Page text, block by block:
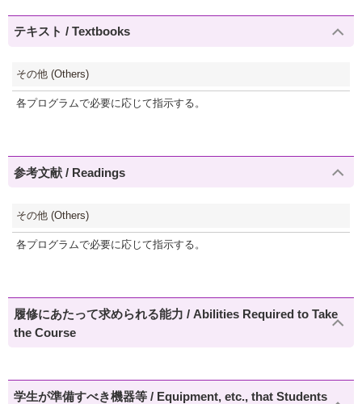
テキスト / Textbooks
その他 (Others)
各プログラムで必要に応じて指示する。
参考文献 / Readings
その他 (Others)
各プログラムで必要に応じて指示する。
履修にあたって求められる能力 / Abilities Required to Take
the Course
学生が準備すべき機器等 / Equipment, etc., that Students